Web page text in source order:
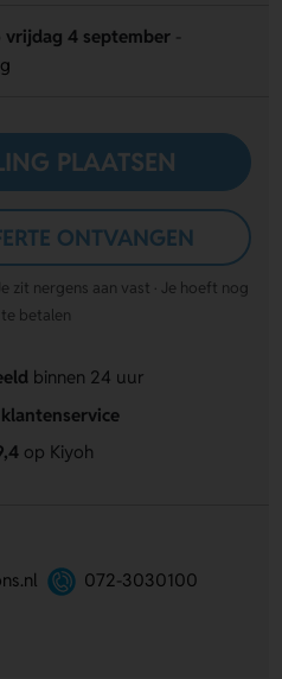
vrijdag 4 september
PLAATSEN
ONTVANGEN
zit nergens aan vast · Je hoeft nog
betalen
binnen 24 uur
op Kiyoh
072-3030100